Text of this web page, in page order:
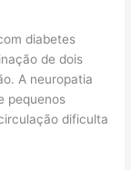
diabetes
de dois
A neuropatia
pequenos
dificulta